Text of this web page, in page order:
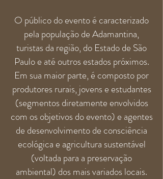
O público do evento é caracterizado
pela população de Adamantina,
turistas da região, do Estado de São
Paulo e até outros estados próximos.
Em sua maior parte, é composto por
produtores rurais, jovens e estudantes
(segmentos diretamente envolvidos
com os objetivos do evento) e agentes
de desenvolvimento de consciência
ecológica e agricultura sustentável
(voltada para a preservação
ambiental) dos mais variados locais.